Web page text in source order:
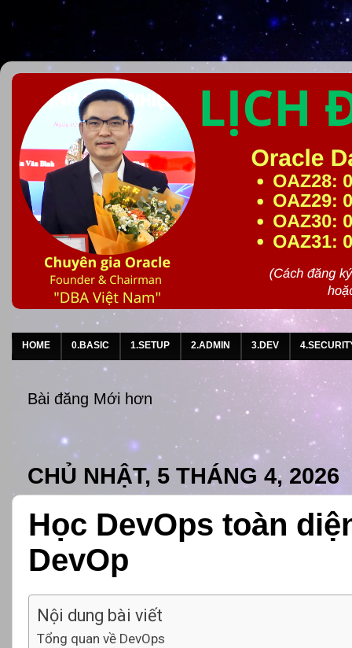
HOME 0.BASIC 1.SETUP 2.ADMIN 3.DEV
Bài đăng Mới hơn
CHỦ NHẬT, 5 THÁNG 4, 2026
Học DevOps toàn
DevOp
Nội dung bài viết
Tổng quan về DevOps